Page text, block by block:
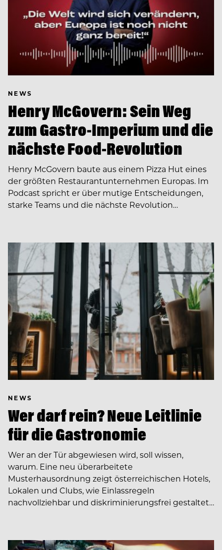
NEWS
Henry McGovern: Sein Weg
zum Gastro-Imperium und die
nächste Food-Revolution
Henry McGovern baute aus einem Pizza Hut eines
der größten Restaurantunternehmen Europas. Im
Podcast spricht er über mutige Entscheidungen,
starke Teams und die nächste Revolution…
NEWS
Wer darf rein? Neue Leitlinie
für die Gastronomie
Wer an der Tür abgewiesen wird, soll wissen,
warum. Eine neu überarbeitete
Musterhausordnung zeigt österreichischen Hotels,
Lokalen und Clubs, wie Einlassregeln
nachvollziehbar und diskriminierungsfrei gestaltet…